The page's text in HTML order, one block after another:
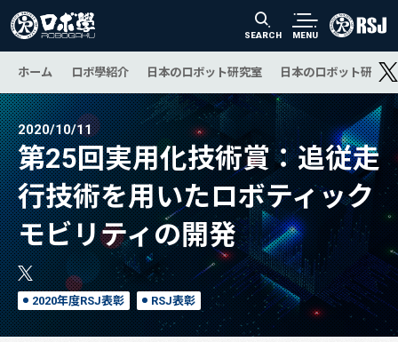
SEARCH MENU
ホーム ロボ學紹介 日本のロボット研究室 日本のロボット研究
2020/10/11
第25回実用化技術賞：追従走
行技術を用いたロボティック
モビリティの開発
2020年度RSJ表彰 RSJ表彰